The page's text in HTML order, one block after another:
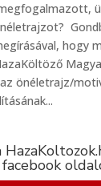
hogy
önéletrajz/